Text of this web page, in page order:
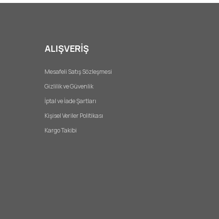
ALIŞVERİŞ
Mesafeli Satış Sözleşmesi
Gizlilik ve Güvenlik
İptal ve İade Şartları
Kişisel Veriler Politikası
Kargo Takibi